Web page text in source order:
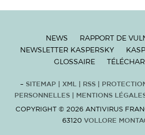
NEWS
RAPPORT DE
NEWSLETTER KASPERSKY
GLOSSAIRE
– SITEMAP XML RSS
PERSONNELLES| MENTIONS
COPYRIGHT © 2026 ANTIVIRUS
63120 VOLLORE